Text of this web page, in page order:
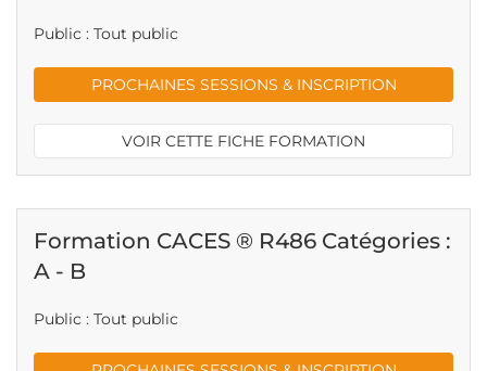
Public : Tout public
PROCHAINES SESSIONS & INSCRIPTION
VOIR CETTE FICHE FORMATION
Formation CACES ® R486 Catégories :
A - B
Public : Tout public